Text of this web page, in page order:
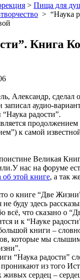
> Пища для
> “Наука
Книга
Александр, сделал
аудио-
радости”.
к самой
Великая
нас на форуме
этой книге, а так
о книге “Две
буду здесь
всё, что сказано о
и к “Науке
книги –
которые мы
“Наука радости”
из того
сердец –